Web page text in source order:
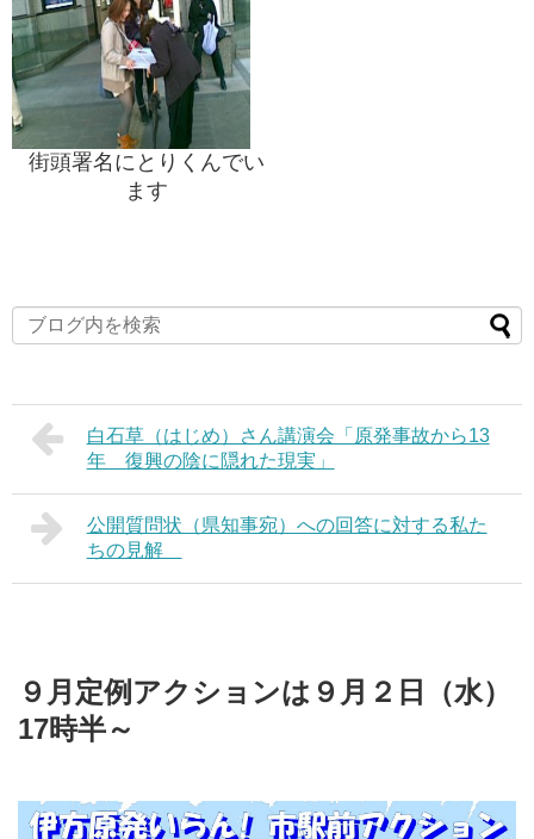
街頭署名にとりくんでい
ます
白石草（はじめ）さん講演会「原発事故から13
年 復興の陰に隠れた現実」
公開質問状（県知事宛）への回答に対する私た
ちの見解
９月定例アクションは９月２日（水）
17時半～